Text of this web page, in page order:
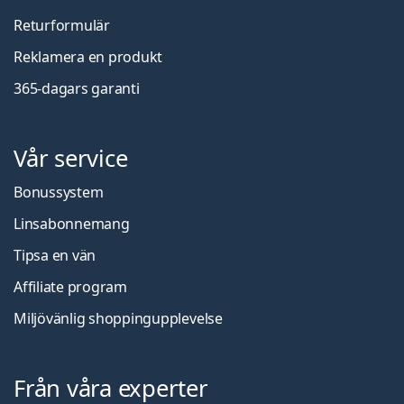
Returformulär
Reklamera en produkt
365-dagars garanti
Vår service
Bonussystem
Linsabonnemang
Tipsa en vän
Affiliate program
Miljövänlig shoppingupplevelse
Från våra experter